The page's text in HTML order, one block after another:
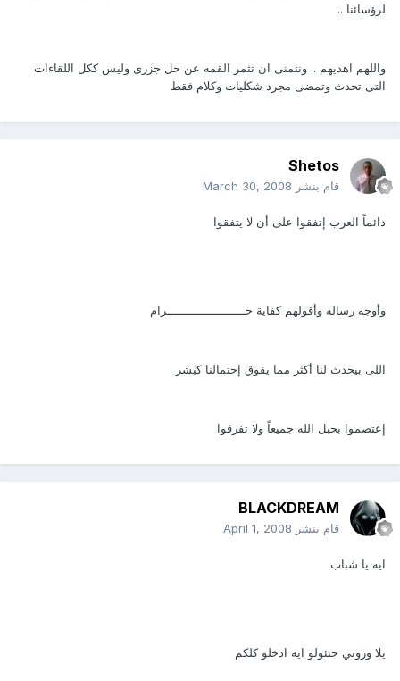
لرؤسائنا ..
واللهم اهديهم .. ونتمنى ان تثمر القمه عن حل جزرى وليس ككل اللقاءات
التى تحدث وتمضى مجرد شكليات وكلام فقط
Shetos
قام بنشر March 30, 2008
دائماً العرب إتفقوا على أن لا يتفقوا
وأوجه رساله وأقولهم كفاية حــــــــــــــــــــــرام
اللى بيحدث لنا أكثر مما يفوق إحتمالنا كبشر
إعتصموا بحبل الله جميعاً ولا تفرقوا
BLACKDREAM
قام بنشر April 1, 2008
ايه يا شباب
يلا وروني حتئولو ايه ادخلو كلكم